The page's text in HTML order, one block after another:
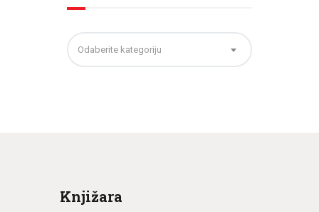
Odaberite kategoriju
Knjižara